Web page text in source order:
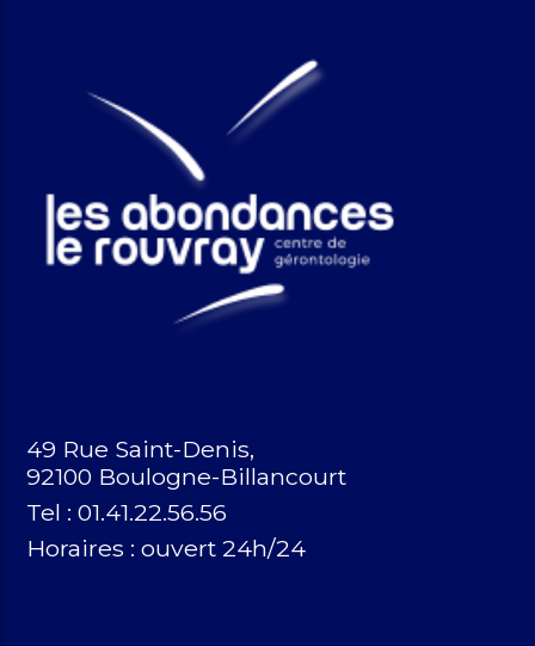
49 Rue Saint-Denis,
92100 Boulogne-Billancourt
Tel : 01.41.22.56.56
Horaires : ouvert 24h/24